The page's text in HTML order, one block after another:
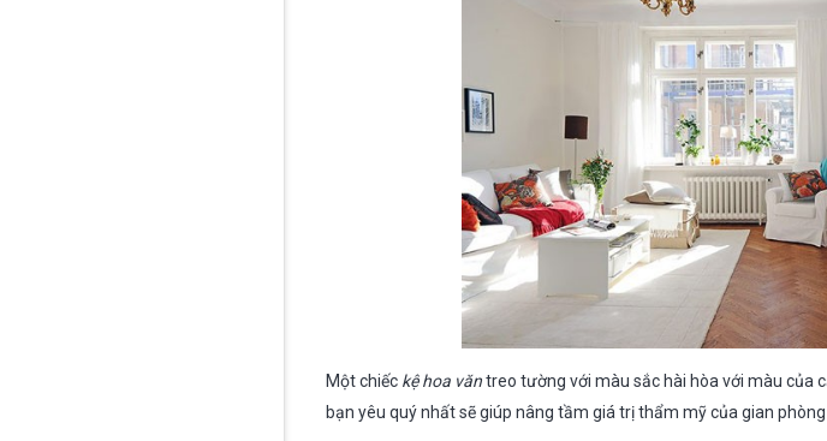
Một chiếc kệ hoa văntreo tường với màu sắc hài hòa với màu của
bạn yêu quý nhất sẽ giúp nâng tầm giá trị thẩm mỹ của gian